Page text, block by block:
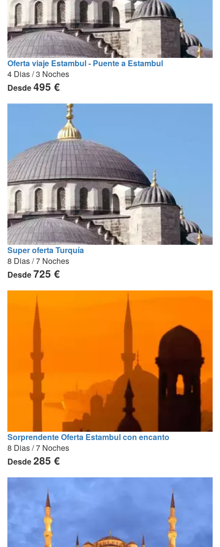
Oferta viaje Estambul - Puente a Estambul
4 Dias / 3 Noches
Desde495 €
Super oferta Turquía
8 Dias / 7 Noches
Desde725 €
Sorprendente Oferta Estambul con encanto
8 Dias / 7 Noches
Desde285 €